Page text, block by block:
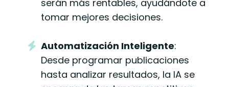
serán más rentables, ayudándote a
tomar mejores decisiones.
Automatización Inteligente:
Desde programar publicaciones
hasta analizar resultados, la IA se